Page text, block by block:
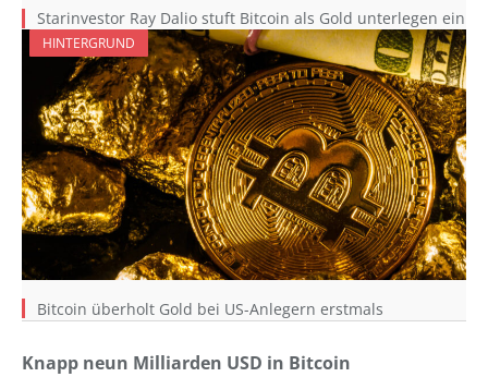
Starinvestor Ray Dalio stuft Bitcoin als Gold unterlegen ein
HINTERGRUND
Bitcoin überholt Gold bei US-Anlegern erstmals
Knapp neun Milliarden USD in Bitcoin